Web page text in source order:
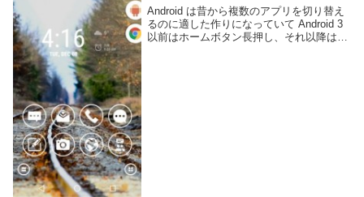
Android は昔から複数のアプリを切り替え
るのに適した作りになっていて Android 3
以前はホームボタン長押し、それ以降は専